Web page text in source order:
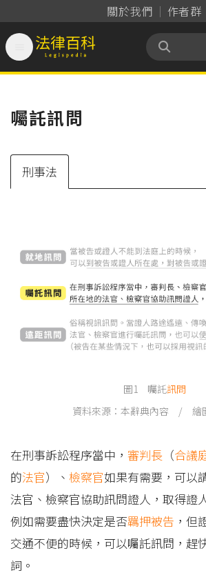
關於我們 作者群
法律百科 Legispedia
囑託訊問
刑事法
圖1 囑託訊問
資料來源：本辭典內容 / 繪
在刑事訴訟程序當中， 審判長 （合議
的法官）、 檢察官如果有需要，可以
法官、檢察官協助訊問證人，取得證
例如需要盡快決定是否羈押被告 ，但
交通不便的時候，可以囑託訊問，趕
詞。